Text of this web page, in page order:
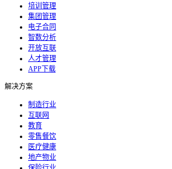
培训管理
集团管理
电子合同
智数分析
开放互联
人才管理
APP下载
解决方案
制造行业
互联网
教育
零售餐饮
医疗健康
地产物业